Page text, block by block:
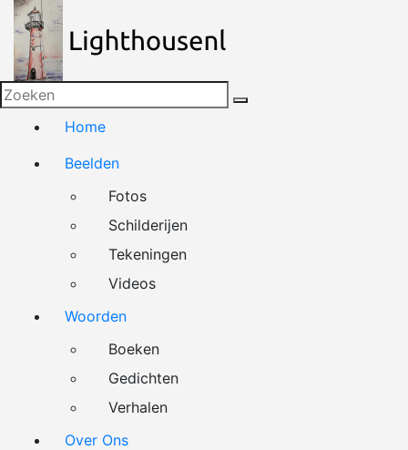
Naar
de
inhoud
springen
Home
Beelden
Fotos
Schilderijen
Tekeningen
Videos
Woorden
Boeken
Gedichten
Verhalen
Over Ons